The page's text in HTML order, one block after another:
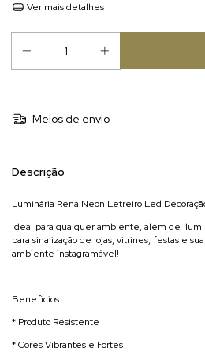
Ver mais detalhes
Meios de envio
Descrição
Luminária Rena Neon Letreiro Led
Ideal para qualquer ambiente, além de
para sinalização de lojas, vitrines, festas e
ambiente instagramável!
Beneficios:
* Produto Resistente
* Cores Vibrantes e Fortes